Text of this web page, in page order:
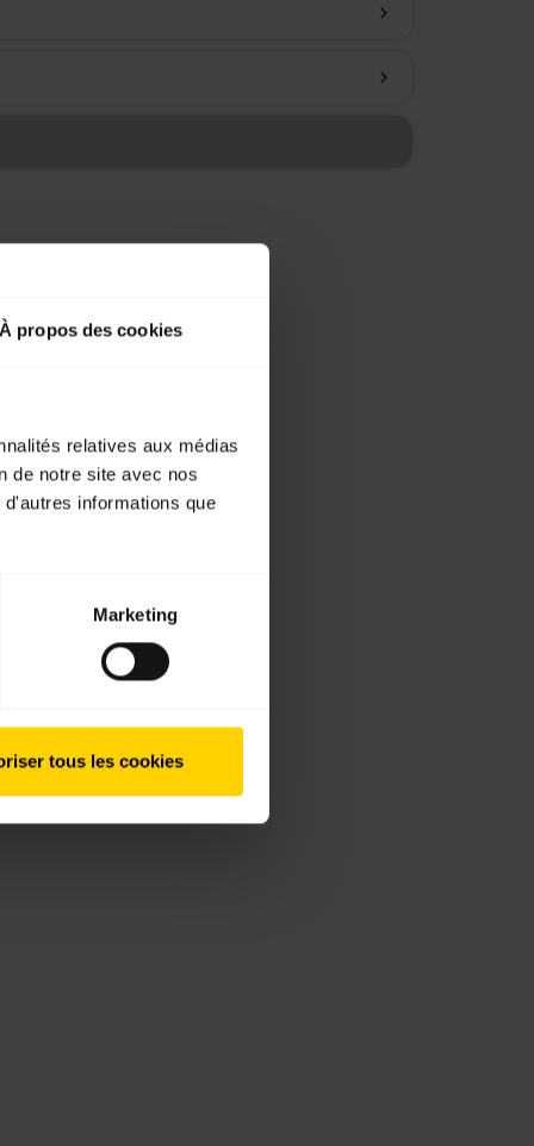
À propos des cookies
relatives aux médias
de notre site avec nos
informations que
Marketing
tous les cookies
chevron_right
chevron_right